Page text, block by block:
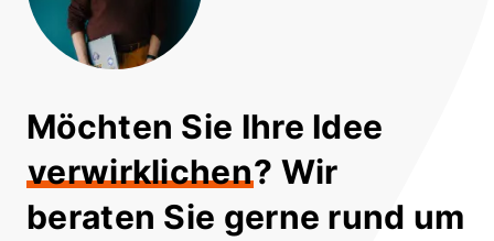
Möchten Sie Ihre Idee
verwirklichen? Wir
beraten Sie gerne rund um